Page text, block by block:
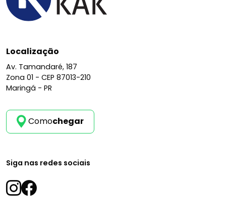
Localização
Av. Tamandaré, 187
Zona 01 - CEP 87013-210
Maringá - PR
Comochegar
Siga nas redes sociais